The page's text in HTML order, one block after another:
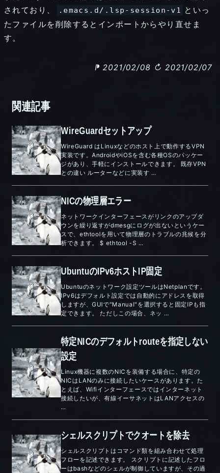
されており、
.emacs.d/.lsp-session-v1 といっ
たファイルを削除するとインポートからやり直せま
す。
⁋ 2021/02/08 ↻ 2021/02/07
関連記事
WireGuardセットアップ
WireGuard はLinuxなどのホスト上で動作するVPN
実装です。AndroidやiOSを含む各種OSのパッケー
ジがあり、手軽にインストールできます。 既存VPN
との違い ルーターなどに実装す …
NICの物理層エラー
ネットワークインターフェースがリンクのアップダ
ウンを繰り返すがdmesgにログが出ないというケー
スで、ethtoolを用いて物理層のトラブルの兆候を分
析できます。 $ ethtool -S …
UbuntuのIPv6ホストIP固定
Ubuntuのネットワーク設定ツールはNetplanです。
IPv6はデフォルト設定では自動的にアドレスを取得
しますが、GUIで"Manual"を選択すると固定IPも指
定できます。 ただしこの場合、ネッ …
特定NICのデフォルトrouteを指定しない
設定
Linux機器に複数のNICを装備する場合に、特定の
NICはLANのみに接続したいケースがあります。た
とえば、Wifiインターフェースではインターネット
接続したいが、有線イーサネットはLANアクセスの
…
シェルスクリプトでクオートを除去
シェルスクリプトはコマンド類を組み合わせて処理
フローを記述できます。 スクリプトに記述したフロ
ーはbashなどのシェルが制御していますが、その過